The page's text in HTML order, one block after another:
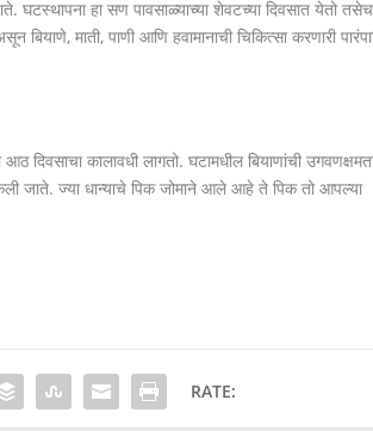
घटस्थापना हा सण पावसाळ्याच्या शेवटच्या दिवसात येतो तसेच
माती, पाणी आणि हवामानाची चिकित्सा करणारी
दिवसाचा कालावधी लागतो. घटामधील बियाणांची
जाते. ज्या धान्याचे पिक जोमाने आले आहे ते पिक तो आपल्या
RATE: